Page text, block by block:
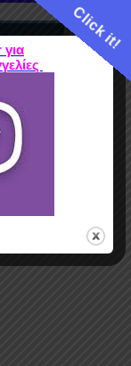
Click it!